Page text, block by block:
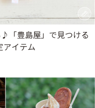
「豊島屋」で見つける
アイテム